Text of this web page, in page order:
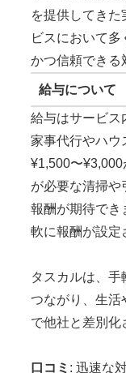
を提供してき
ビスにおいて
かつ信頼できる
給与について
給与はサービス
家事代行やハウ
¥1,500〜
が必要な清掃や
報酬が期待でき
軟に報酬が設定
タスカルは、手
つながり、生活
で他社と差別化
口コミ : 迅速な